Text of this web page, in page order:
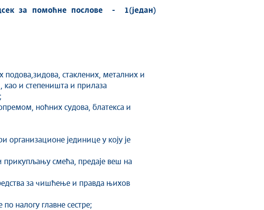
за помоћне послове - 1(један)
подова,зидова, стаклених, металних и
као и степеништа и прилаза
ноћних судова, блатекса и
организационе јединице у коју је
прикупљању смећа, предаје веш на
за чишћење и правда њихов
налогу главне сестре;